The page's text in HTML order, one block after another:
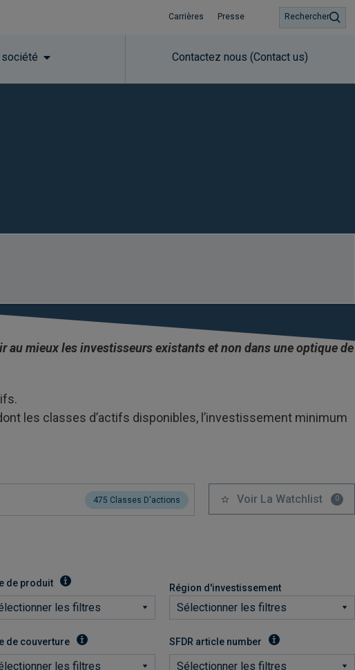
Carrières Presse
Contactez nous (Contact us)
Rechercher
mieux les investisseurs existants et non dans une optique de
les classes d’actifs disponibles, l’investissement minimum